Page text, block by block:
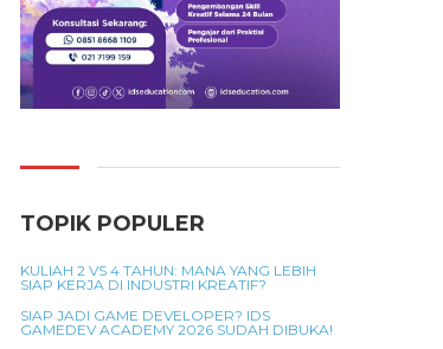
TOPIK POPULER
KULIAH 2 VS 4 TAHUN: MANA YANG LEBIH
SIAP KERJA DI INDUSTRI KREATIF?
SIAP JADI GAME DEVELOPER? IDS
GAMEDEV ACADEMY 2026 SUDAH DIBUKA!